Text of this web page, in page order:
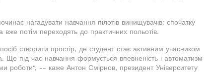
нагадувати навчання пілотів винищувачів: спочатку
потім переходять до практичних польотів.
створити простір, де студент стає активним учасником
Ще під час навчання формується впевненість і автоматизм
роботи", -- каже Антон Смірнов, президент Університету